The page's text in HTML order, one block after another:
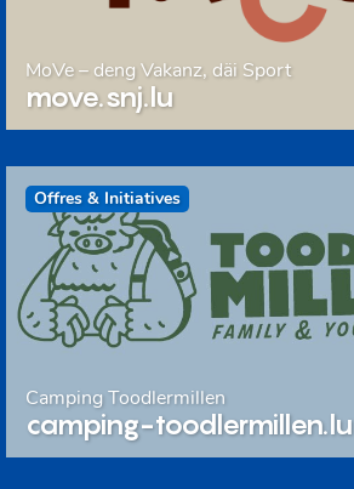
MoVe – deng Vakanz, däi Sport
move.snj.lu
Offres & Initiatives
Camping Toodlermillen
camping-toodlermillen.lu